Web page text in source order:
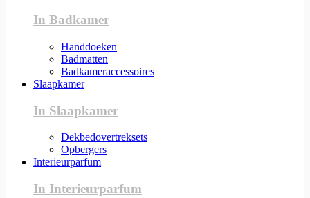
In Badkamer
Handdoeken
Badmatten
Badkameraccessoires
Slaapkamer
In Slaapkamer
Dekbedovertreksets
Opbergers
Interieurparfum
In Interieurparfum